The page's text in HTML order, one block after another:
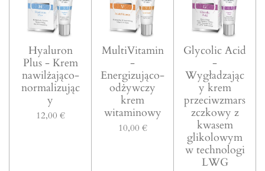
Hyaluron
Plus - Krem
nawilżająco-
normalizując
y
12,00 €
MultiVitamin
-
Energizująco-
odżywczy
krem
witaminowy
10,00 €
Glycolic Acid
-
Wygładzając
y krem
przeciwzmars
zczkowy z
kwasem
glikolowym
w technologi
LWG